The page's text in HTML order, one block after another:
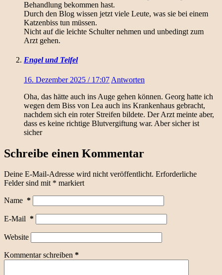
Behandlung bekommen hast.
Durch den Blog wissen jetzt viele Leute, was sie bei einem
Katzenbiss tun müssen.
Nicht auf die leichte Schulter nehmen und unbedingt zum
Arzt gehen.
Engel und Teifel
16. Dezember 2025 / 17:07 Antworten
Oha, das hätte auch ins Auge gehen können. Georg hatte ich
wegen dem Biss von Lea auch ins Krankenhaus gebracht,
nachdem sich ein roter Streifen bildete. Der Arzt meinte aber,
dass es keine richtige Blutvergiftung war. Aber sicher ist
sicher
Schreibe einen Kommentar
Deine E-Mail-Adresse wird nicht veröffentlicht. Erforderliche
Felder sind mit * markiert
Name *
E-Mail *
Website
Kommentar schreiben *